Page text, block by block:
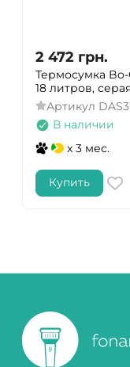
2 472 грн.
Термосумка
18 литров,
Артикул
В наличии
x 3 мес.
Купить